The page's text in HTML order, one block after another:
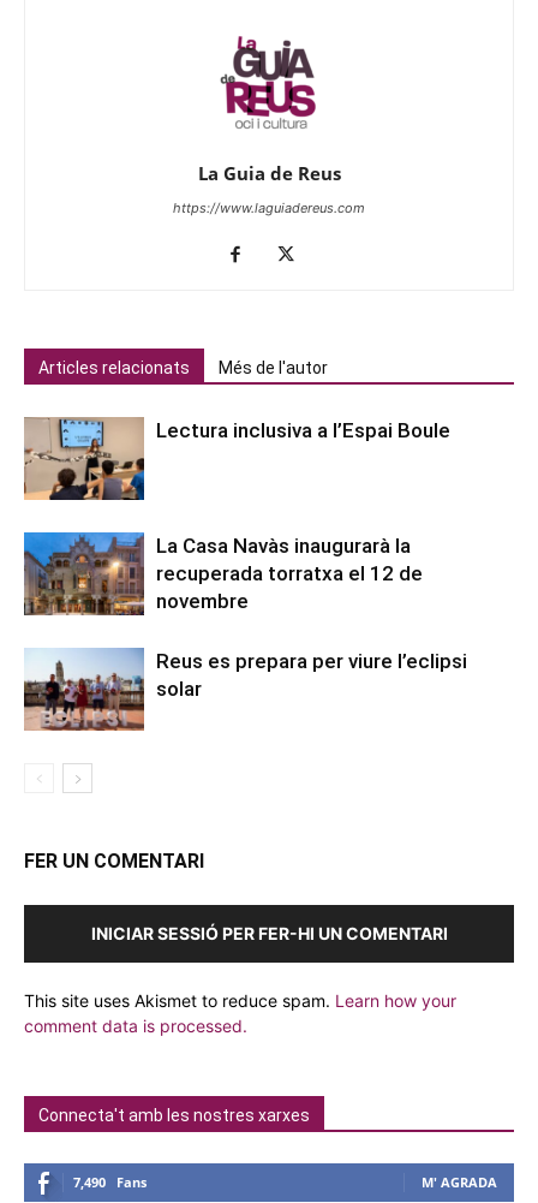
La Guia de Reus
https://www.laguiadereus.com
Articles relacionats Més de l'autor
Lectura inclusiva a l’Espai Boule
La Casa Navàs inaugurarà la
recuperada torratxa el 12 de
novembre
Reus es prepara per viure l’eclipsi
solar
FER UN COMENTARI
INICIAR SESSIÓ PER FER-HI UN COMENTARI
This site uses Akismet to reduce spam. Learn how your
comment data is processed.
Connecta't amb les nostres xarxes
7,490 Fans M' AGRADA